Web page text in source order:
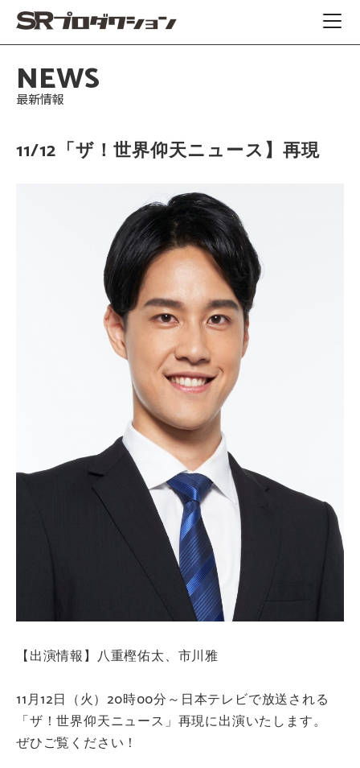
NEWS
最新情報
11/12「ザ！世界仰天ニュース】再現
【出演情報】八重樫佑太、市川雅
11月12日（火）20時00分～日本テレビで放送される
「ザ！世界仰天ニュース」再現に出演いたします。
ぜひご覧ください！